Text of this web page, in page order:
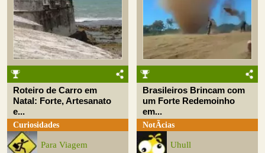
Roteiro de Carro em
Natal: Forte, Artesanato
e...
Curiosidades
Para Viagem
Brasileiros Brincam com
um Forte Redemoinho
em...
NotÃ­cias
Uhull